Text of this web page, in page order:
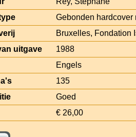
Gebonden hardcover
Bruxelles, Fondation
uitgave
1988
Engels
135
Goed
€ 26,00